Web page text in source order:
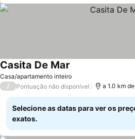
Casa/apartamento inteiro
Casita De Mar
/ Pontuação não disponível a 1.0 km
Selecione as datas para ver os
exatos.